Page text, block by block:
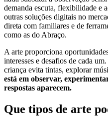
demanda escuta, flexibilidade e
outras soluções digitais no
direta com familiares e de
como as do Abraço.
A arte proporciona
interesses e desafios de cada
criança evita tintas, explorar
está em observar,
respostas aparecem.
Que tipos de arte